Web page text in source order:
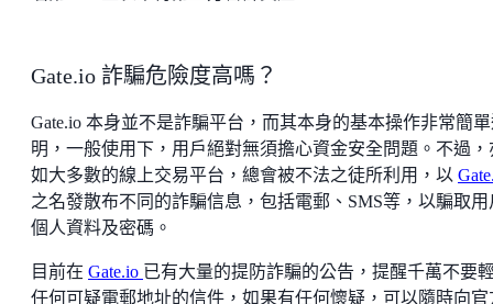
Gate.io 詐騙危險度高嗎？
Gate.io 本身並不是詐騙平台，而其本身的基本操作非常簡
明，一般使用下，用戶絕對無須擔心資金安全問題。不過，
如大多數的線上交易平台，總會被不法之徒所利用，以
之名發散布不同的詐騙信息，包括電郵、SMS等，以騙取用
個人資料及密碼。
目前在 Gate.io 已有大量的提防詐騙的公告，提醒千萬不要
任何可疑電郵地址的信件，如果有任何懷疑，可以隨時向官